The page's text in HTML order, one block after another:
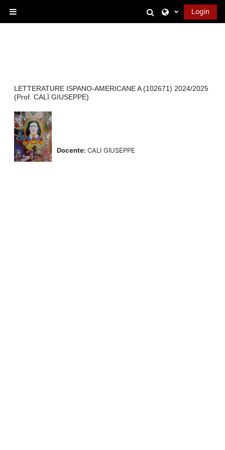
Attiva/disattiva
Login
LETTERATURE ISPANO-AMERICANE A (102671) 2024/2025
(Prof. CALÌ GIUSEPPE)
Docente: CALI GIUSEPPE